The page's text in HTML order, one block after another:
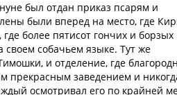
был отдан приказ псарям и
были вперед на место, где
более пятисот гончих и борзых
собачьем языке. Тут же
и отделение, где
прекрасным заведением и
осмотривал его по крайней